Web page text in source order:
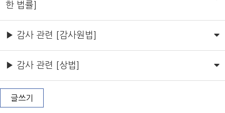
한 법률]
▶ 감사 관련 [감사원법]
▶ 감사 관련 [상법]
글쓰기